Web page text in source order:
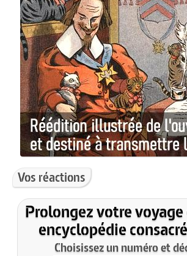
Vos réactions
Prolongez votre
encyclopédie
Choisissez un numéro et